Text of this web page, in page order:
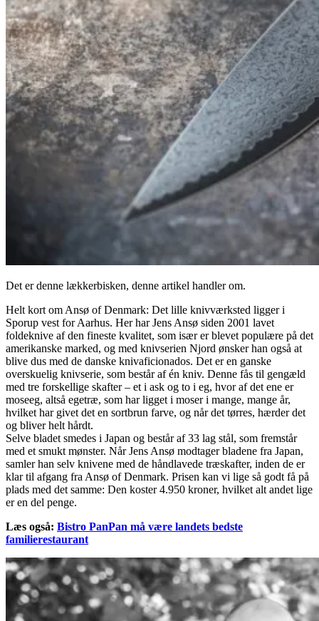
Det er denne lækkerbisken, denne artikel handler om.
Helt kort om Ansø of Denmark: Det lille knivværksted ligger i
Sporup vest for Aarhus. Her har Jens Ansø siden 2001 lavet
foldeknive af den fineste kvalitet, som især er blevet populære på det
amerikanske marked, og med knivserien Njord ønsker han også at
blive dus med de danske knivaficionados. Det er en ganske
overskuelig knivserie, som består af én kniv. Denne fås til gengæld
med tre forskellige skafter – et i ask og to i eg, hvor af det ene er
moseeg, altså egetræ, som har ligget i moser i mange, mange år,
hvilket har givet det en sortbrun farve, og når det tørres, hærder det
og bliver helt hårdt.
Selve bladet smedes i Japan og består af 33 lag stål, som fremstår
med et smukt mønster. Når Jens Ansø modtager bladene fra Japan,
samler han selv knivene med de håndlavede træskafter, inden de er
klar til afgang fra Ansø of Denmark. Prisen kan vi lige så godt få på
plads med det samme: Den koster 4.950 kroner, hvilket alt andet lige
er en del penge.
Læs også: Bistro PanPan må være landets bedste
familierestaurant